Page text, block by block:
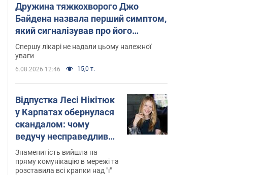
Дружина тяжкохворого Джо
Байдена назвала перший симптом,
який сигналізував про його
"агресивний" рак
Спершу лікарі не надали цьому належної
уваги
6.08.2026 12:46 15,0 т.
Відпустка Лесі Нікітюк
у Карпатах обернулася
скандалом: чому
ведучу несправедливо
захейтили
Знаменитість вийшла на
пряму комунікацію в мережі та
розставила всі крапки над "і"